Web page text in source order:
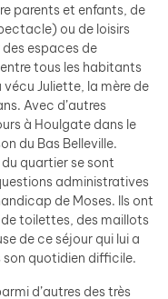
parents et enfants, de
ou de loisirs
espaces de
tous les habitants
Juliette, la mère de
Avec d’autres
à Houlgate dans le
du Bas Belleville.
quartier se sont
administratives
de Moses. Ils ont
toilettes, des maillots
de ce séjour qui lui a
son quotidien difficile.
d’autres des très